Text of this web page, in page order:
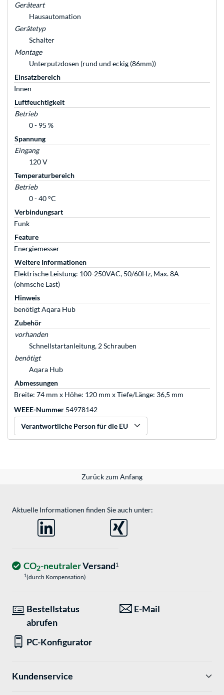
Geräteart
Hausautomation
Gerätetyp
Schalter
Montage
Unterputzdosen (rund und eckig (86mm))
Einsatzbereich
Innen
Luftfeuchtigkeit
Betrieb
0 - 95 %
Spannung
Eingang
120 V
Temperaturbereich
Betrieb
0 - 40 °C
Verbindungsart
Funk
Feature
Energiemesser
Weitere Informationen
Elektrische Leistung: 100-250VAC, 50/60Hz, Max. 8A
(ohmsche Last)
Hinweis
benötigt Aqara Hub
Zubehör
vorhanden
Schnellstartanleitung, 2 Schrauben
benötigt
Aqara Hub
Abmessungen
Breite: 74 mm x Höhe: 120 mm x Tiefe/Länge: 36,5 mm
WEEE-Nummer 54978142
Verantwortliche Person für die EU
Zurück zum Anfang
Aktuelle Informationen finden Sie auch unter:
CO2-neutralerVersand1
1(durch Kompensation)
Bestellstatus
abrufen
E-Mail
PC-Konfigurator
Kundenservice